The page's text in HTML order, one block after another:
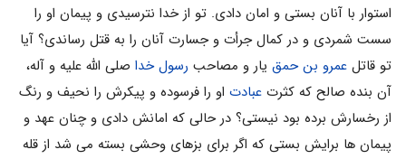
استوار با آنان بستى و امان دادى. تو از خدا نترسیدى و پیمان او را
سست شمردى و در کمال جرأت و جسارت آنان را به قتل رساندى؟ آیا
تو قاتل عمرو بن حمق یار و مصاحب رسول خدا صلی الله علیه و آله،
آن بنده صالح که کثرت عبادت او را فرسوده و پیکرش را نحیف و رنگ
از رخسارش برده بود نیستى؟ در حالى که امانش دادى و چنان عهد و
پیمان ها برایش بستى که اگر براى بزهاى وحشى بسته مى شد از قله